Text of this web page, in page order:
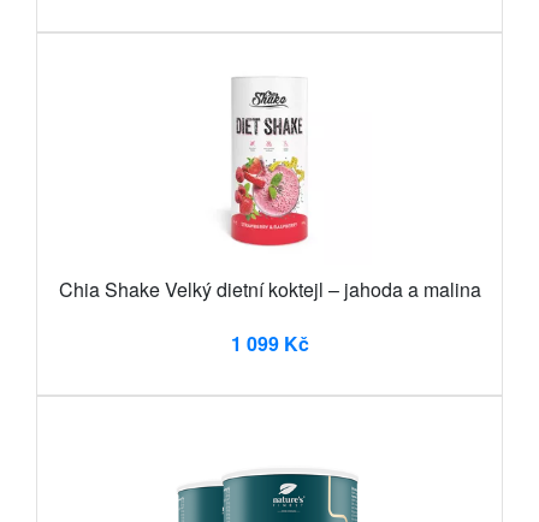
Chia Shake Velký dietní koktejl – jahoda a malina
1 099 Kč